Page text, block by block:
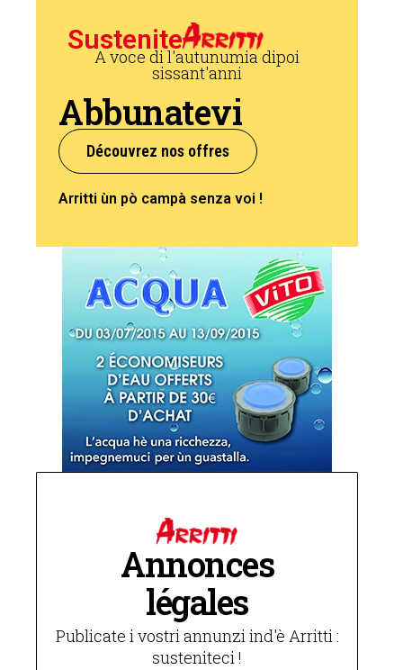
Sustenite
A voce di l'autunumia dipoi
sissant'anni
Abbunatevi
Découvrez nos offres
Arritti ùn pò campà senza voi !
Annonces
légales
Publicate i vostri annunzi ind'è Arritti :
susteniteci !